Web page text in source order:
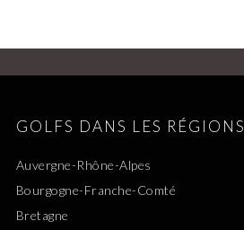
GOLFS DANS LES RÉGIONS
Auvergne-Rhône-Alpes
Bourgogne-Franche-Comté
Bretagne